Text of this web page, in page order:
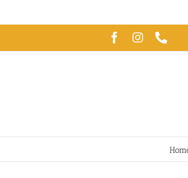
springen
Facebook
Instagram